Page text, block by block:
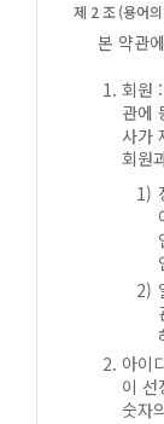
제 2 조 (용어
본 약관
회원
관에
사가
회원
아이
이 선
숫자